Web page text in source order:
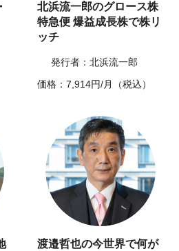
北浜流一郎のグロース株
特急便 爆益成長株で株リ
ッチ
発行者：北浜流一郎
価格：7,914円/月（税込）
渡邉哲也の今世界で何が